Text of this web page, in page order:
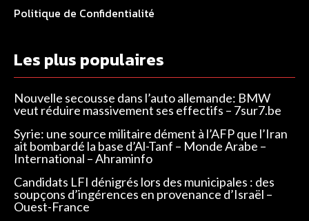
Politique de Confidentialité
Les plus populaires
Nouvelle secousse dans l’auto allemande: BMW
veut réduire massivement ses effectifs – 7sur7.be
Syrie: une source militaire dément à l’AFP que l’Iran
ait bombardé la base d’Al-Tanf – Monde Arabe –
International – Ahraminfo
Candidats LFI dénigrés lors des municipales : des
soupçons d’ingérences en provenance d’Israël –
Ouest-France